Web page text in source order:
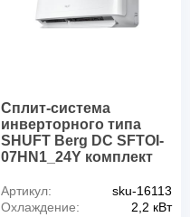
Сплит-система
инверторного типа
SHUFT Berg DC SFTOI-
07HN1_24Y комплект
Артикул:
sku-16113
Охлаждение:
2,2 кВт